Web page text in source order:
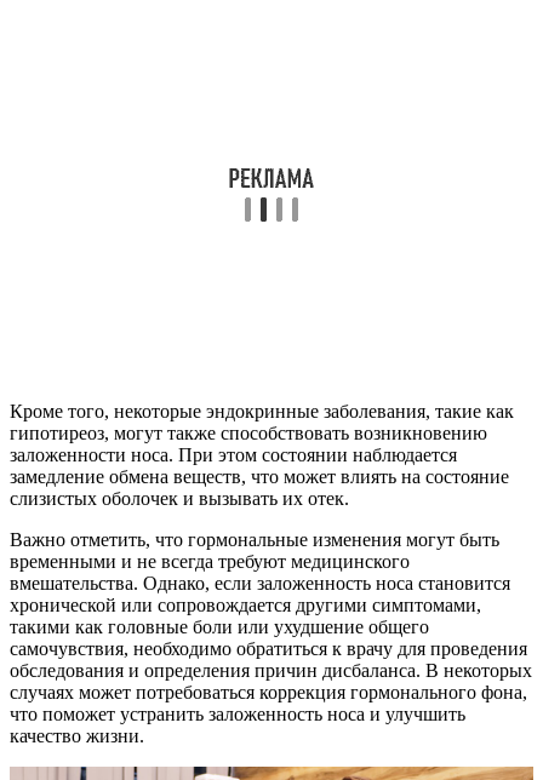
Кроме того, некоторые эндокринные заболевания, такие как
гипотиреоз, могут также способствовать возникновению
заложенности носа. При этом состоянии наблюдается
замедление обмена веществ, что может влиять на состояние
слизистых оболочек и вызывать их отек.
Важно отметить, что гормональные изменения могут быть
временными и не всегда требуют медицинского
вмешательства. Однако, если заложенность носа становится
хронической или сопровождается другими симптомами,
такими как головные боли или ухудшение общего
самочувствия, необходимо обратиться к врачу для проведения
обследования и определения причин дисбаланса. В некоторых
случаях может потребоваться коррекция гормонального фона,
что поможет устранить заложенность носа и улучшить
качество жизни.